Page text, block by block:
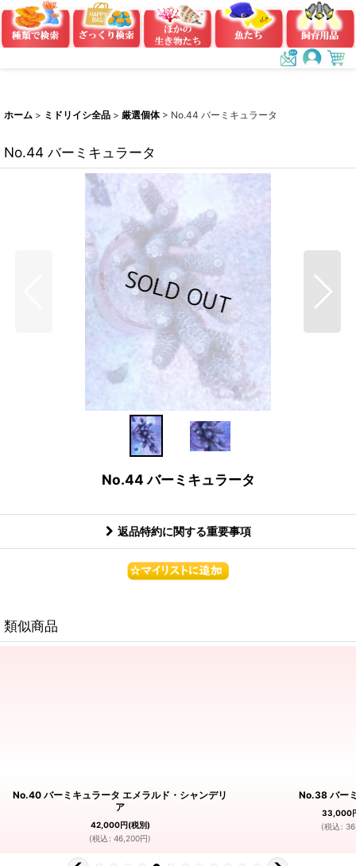
ホーム > ミドリイシ全品 > 厳選個体 > No.44 バーミキュラータ
No.44 バーミキュラータ
No.44 バーミキュラータ
返品特約に関する重要事項
類似商品
No.40 バーミキュラータ エメラルド・シャンデリ
ア
42,000円(税別)
(税込 : 46,200円)
No.38 バー
33,000
(税込 :